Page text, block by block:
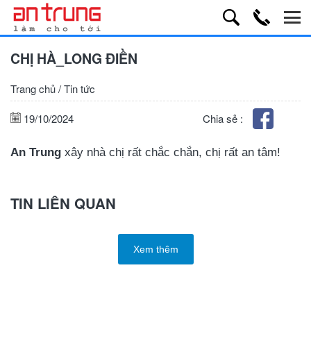
CHỊ HÀ_LONG ĐIỀN
Trang chủ/Tin tức
Chia sẻ :
19/10/2024
An Trung xây nhà chị rất chắc chắn, chị rất an tâm!
TIN LIÊN QUAN
Xem thêm